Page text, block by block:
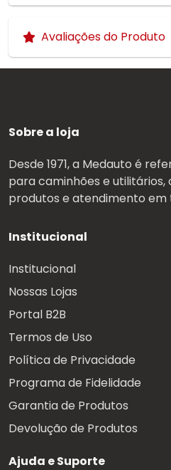
Avaliações do Produto
Sobre a loja
Desde 1971, a Medauto é
para caminhões e
produtos e atendimento em
Institucional
Institucional
Nossas Lojas
Portal B2B
Termos de Uso
Política de Privacidade
Programa de Fidelidade
Garantia de Produtos
Devolução de Produtos
Ajuda e Suporte